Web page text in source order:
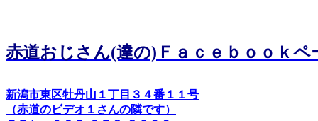
赤道おじさん(達の)Ｆａｃｅｂｏｏｋペ
新潟市東区牡丹山１丁目３４番１１号
（赤道のビデオ１さんの隣です）